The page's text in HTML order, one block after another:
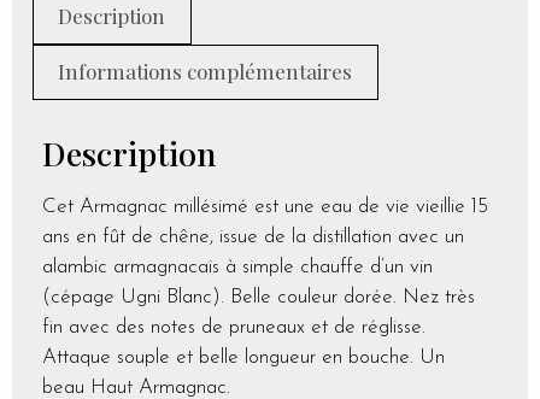
Description
Informations complémentaires
Description
Cet Armagnac millésimé est une eau de vie vieillie 15
ans en fût de chêne, issue de la distillation avec un
alambic armagnacais à simple chauffe d’un vin
(cépage Ugni Blanc). Belle couleur dorée. Nez très
fin avec des notes de pruneaux et de réglisse.
Attaque souple et belle longueur en bouche. Un
beau Haut Armagnac.